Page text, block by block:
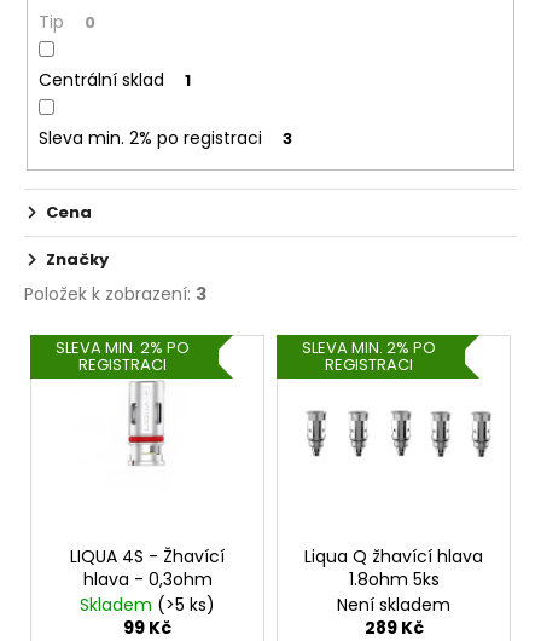
ůTip 0
Centrální sklad 1
Sleva min. 2% po registraci 3
Cena
Značky
Položek k zobrazení: 3
V
ý
SLEVA MIN. 2% PO
REGISTRACI
LIQUA 4S - Žhavící
hlava - 0,3ohm
Skladem (>5 ks)
99 Kč
SLEVA MIN. 2% PO
REGISTRACI
Liqua Q žhavící hlava
1.8ohm 5ks
Není skladem
289 Kč
m
PEEGEE
DESERT
SHIP
06MG
179